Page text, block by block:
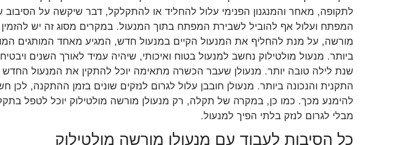
לתקופה, מאחר והמנגנון הפנימי עלול להחליד או להתקלקל, דבר שיקשה על הסיבוב
המפתח ועלול אף להוביל לשבירת המפתח בתוך המנעול. במקרים מסוג זה יש להזמין
מורשה, על מנת להחליף את המנעול הקיים במנעול חדש, המגיע מאחד המותגים
ביותר. מנעול מולטילוק נחשב למנעול בטוח ואיכותי, שיהיה עמיד לאורך השנים
שנת לילה טובה יותר. מנעולן שעבר הכשרה מתאימה יוכל להתקין את המנעול החדש
התקנית והנכונה ביותר. מנעולן חובבן עלול לגרום לנזקים שונים בזמן ההתקנה, לכן
להימנע מכך. כמו כן, במקרה של תקלה, רק מנעולן מורשה מולטילוק יוכל לטפל
מבלי לגרום לנזק בלתי הפיך למנעול.
כל הסיבות לעבוד עם מנעולן מורשה מולטילוק